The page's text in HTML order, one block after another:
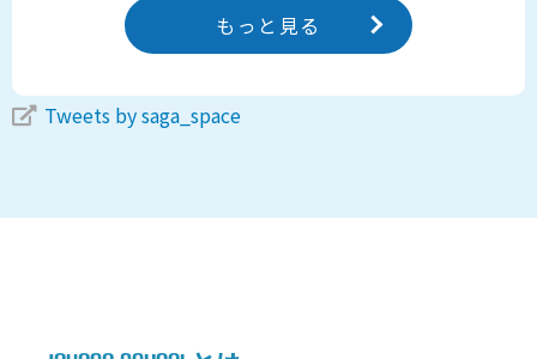
もっと見る
Tweets by saga_space